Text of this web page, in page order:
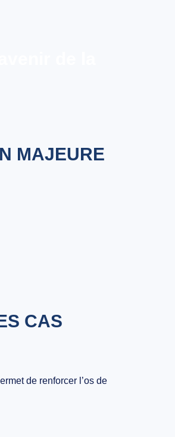
de la
MAJEURE
CAS
de renforcer l’os de